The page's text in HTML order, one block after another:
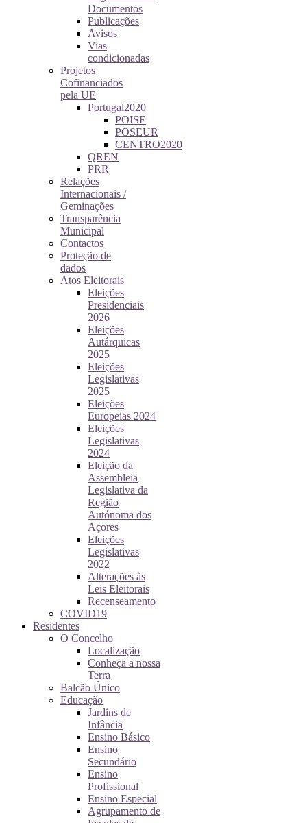
Documentos
Publicações
Avisos
Vias
condicionadas
Projetos
Cofinanciados
pela UE
Portugal2020
POISE
POSEUR
CENTRO2020
QREN
PRR
Relações
Internacionais /
Geminações
Transparência
Municipal
Contactos
Proteção de
dados
Atos Eleitorais
Eleições
Presidenciais
2026
Eleições
Autárquicas
2025
Eleições
Legislativas
2025
Eleições
Europeias 2024
Eleições
Legislativas
2024
Eleição da
Assembleia
Legislativa da
Região
Autónoma dos
Açores
Eleições
Legislativas
2022
Alterações às
Leis Eleitorais
Recenseamento
COVID19
Residentes
O Concelho
Localização
Conheça a nossa
Terra
Balcão Único
Educação
Jardins de
Infância
Ensino Básico
Ensino
Secundário
Ensino
Profissional
Ensino Especial
Agrupamento de